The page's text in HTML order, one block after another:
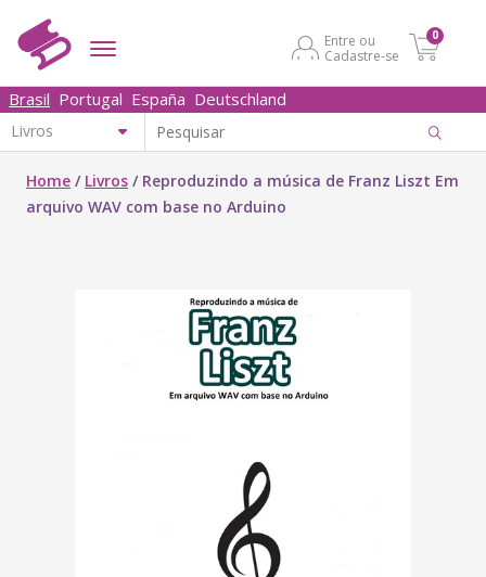
Entre ou
Cadastre-se
0
Brasil Portugal España Deutschland
Home / Livros / Reproduzindo a música de Franz Liszt Em
arquivo WAV com base no Arduino